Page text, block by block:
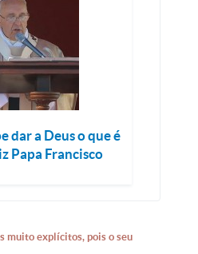
dar a Deus o que é
Papa Francisco
muito explícitos, pois o seu